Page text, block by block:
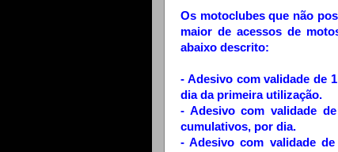
Os motoclubes que não
maior de acessos de
abaixo descrito:
- Adesivo com validade de
dia da primeira utilização.
- Adesivo com validade
cumulativos, por dia.
- Adesivo com validade